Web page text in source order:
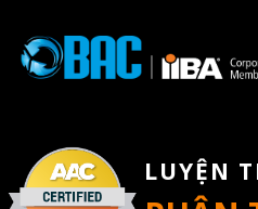
LUYỆN